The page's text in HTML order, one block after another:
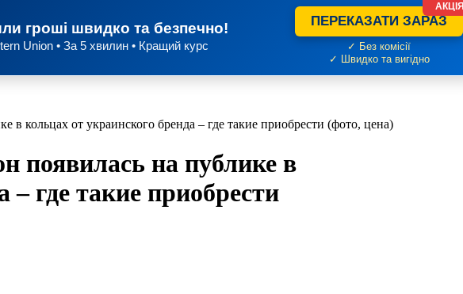
гроші швидко та безпечно!
Union • За 5 хвилин • Кращий курс
ПЕРЕКАЗАТИ ЗАРАЗ
✓ Без комісії
✓ Швидко та вигідно
АКЦІЯ
кольцах от украинского бренда – где такие приобрести (фото, цена)
на публике в
– где такие приобрести